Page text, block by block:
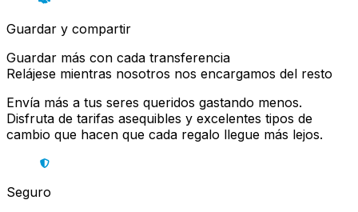
Guardar y compartir
Guardar más con cada transferencia
Relájese mientras nosotros nos encargamos del resto
Envía más a tus seres queridos gastando menos.
Disfruta de tarifas asequibles y excelentes tipos de
cambio que hacen que cada regalo llegue más lejos.
Seguro